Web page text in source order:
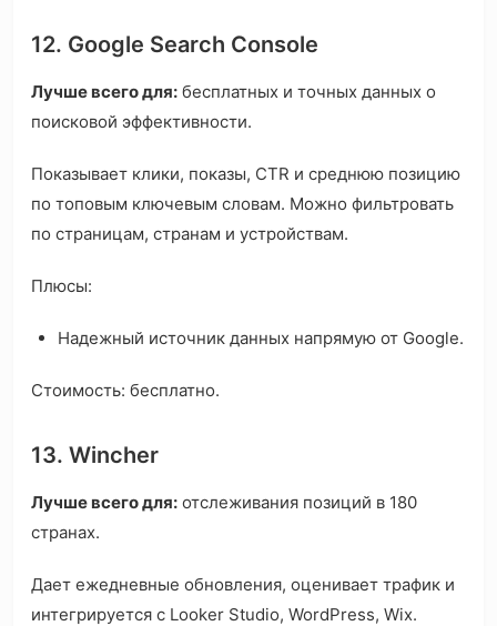
12. Google Search Console
Лучше всего для: бесплатных и точных данных о
поисковой эффективности.
Показывает клики, показы, CTR и среднюю позицию
по топовым ключевым словам. Можно фильтровать
по страницам, странам и устройствам.
Плюсы:
Надежный источник данных напрямую от Google.
Стоимость: бесплатно.
13. Wincher
Лучше всего для: отслеживания позиций в 180
странах.
Дает ежедневные обновления, оценивает трафик и
интегрируется с Looker Studio, WordPress, Wix.